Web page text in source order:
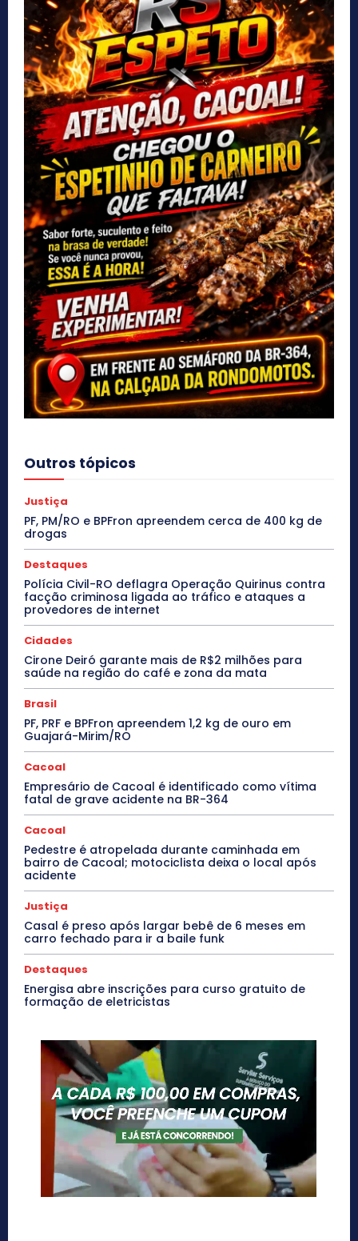
Outros tópicos
Justiça
PF, PM/RO e BPFron apreendem cerca de 400 kg de
drogas
Destaques
Polícia Civil-RO deflagra Operação Quirinus contra
facção criminosa ligada ao tráfico e ataques a
provedores de internet
Cidades
Cirone Deiró garante mais de R$2 milhões para
saúde na região do café e zona da mata
Brasil
PF, PRF e BPFron apreendem 1,2 kg de ouro em
Guajará-Mirim/RO
Cacoal
Empresário de Cacoal é identificado como vítima
fatal de grave acidente na BR-364
Cacoal
Pedestre é atropelada durante caminhada em
bairro de Cacoal; motociclista deixa o local após
acidente
Justiça
Casal é preso após largar bebê de 6 meses em
carro fechado para ir a baile funk
Destaques
Energisa abre inscrições para curso gratuito de
formação de eletricistas